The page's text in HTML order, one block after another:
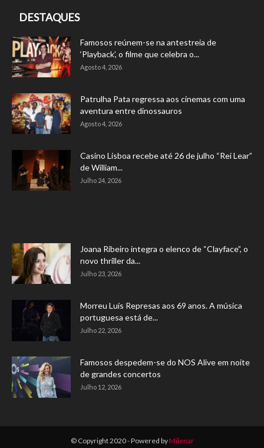
DESTAQUES
Famosos reúnem-se na antestreia de
‘Playback’, o filme que celebra o...
Agosto 4, 2026
Patrulha Pata regressa aos cinemas com uma
aventura entre dinossauros
Agosto 4, 2026
Casino Lisboa recebe até 26 de julho “Rei Lear”
de William...
Julho 24, 2026
Joana Ribeiro integra o elenco de “Clayface”, o
novo thriller da...
Julho 23, 2026
Morreu Luís Represas aos 69 anos. A música
portuguesa está de...
Julho 22, 2026
Famosos despedem-se do NOS Alive em noite
de grandes concertos
Julho 12, 2026
© Copyright 2020 - Powered byMilenar